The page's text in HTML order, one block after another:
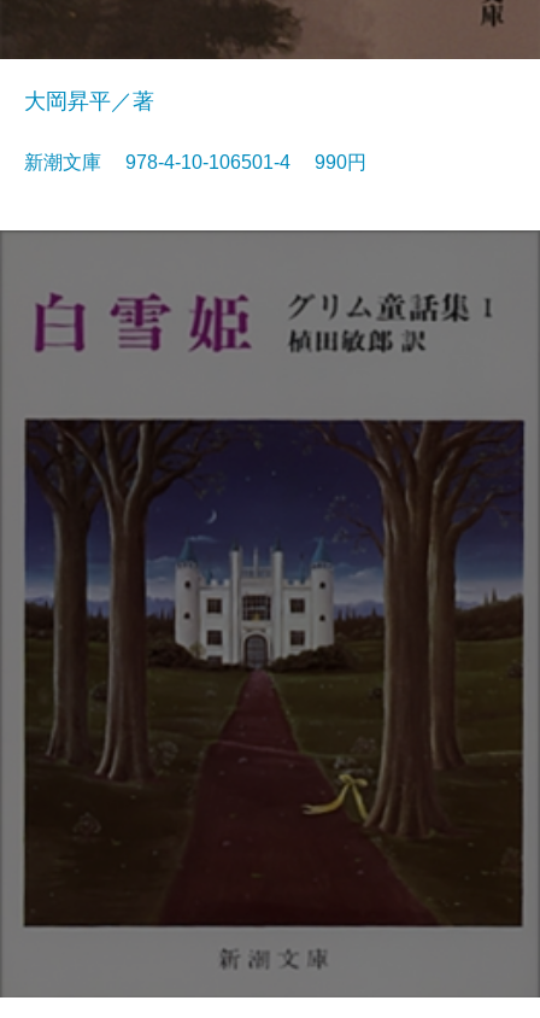
大岡昇平／著
新潮文庫 978-4-10-106501-4 990円